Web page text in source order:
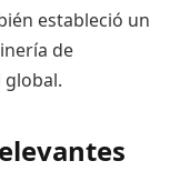
estableció un
de
global.